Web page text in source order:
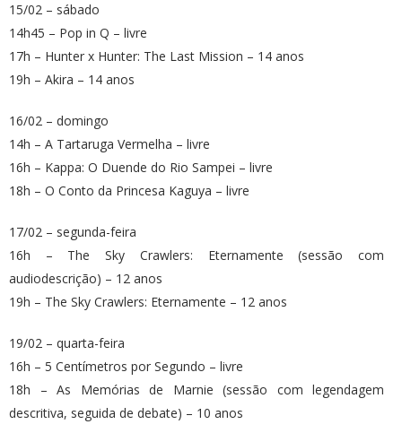
15/02 – sábado
14h45 – Pop in Q – livre
17h – Hunter x Hunter: The Last Mission – 14 anos
19h – Akira – 14 anos
16/02 – domingo
14h – A Tartaruga Vermelha – livre
16h – Kappa: O Duende do Rio Sampei – livre
18h – O Conto da Princesa Kaguya – livre
17/02 – segunda-feira
16h – The Sky Crawlers: Eternamente (sessão com
audiodescrição) – 12 anos
19h – The Sky Crawlers: Eternamente – 12 anos
19/02 – quarta-feira
16h – 5 Centímetros por Segundo – livre
18h – As Memórias de Marnie (sessão com legendagem
descritiva, seguida de debate) – 10 anos